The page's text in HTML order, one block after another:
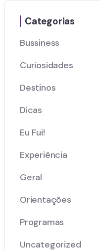
Categorias
Bussiness
Curiosidades
Destinos
Dicas
Eu Fui!
Experiência
Geral
Orientações
Programas
Uncategorized